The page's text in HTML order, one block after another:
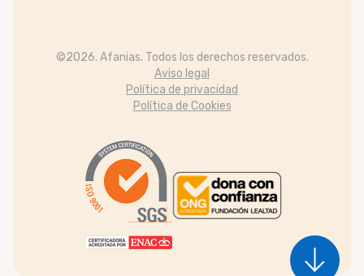
©2026. Afanias. Todos los derechos reservados.
Aviso legal
Política de privacidad
Política de Cookies